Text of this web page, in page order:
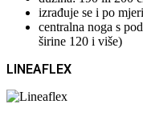
izrađuje se i po mjeri
centralna noga s
širine 120 i više)
LINEAFLEX